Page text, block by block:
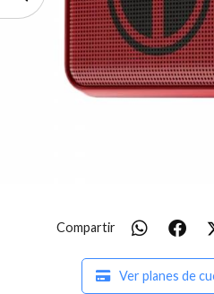
Compartir
Ver planes de